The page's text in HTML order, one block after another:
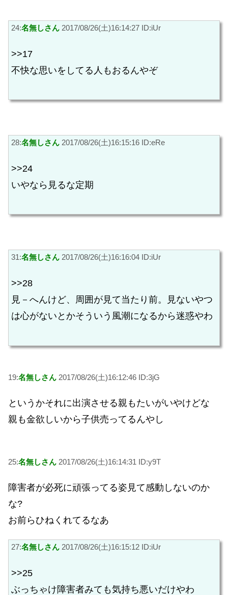
24:名無しさん 2017/08/26(土)16:14:27 ID:iUr
>>17
不快な思いをしてる人もおるんやぞ
28:名無しさん 2017/08/26(土)16:15:16 ID:eRe
>>24
いやなら見るな定期
31:名無しさん 2017/08/26(土)16:16:04 ID:iUr
>>28
見－へんけど、周囲が見て当たり前。見ないやつ
は心がないとかそういう風潮になるから迷惑やわ
19:名無しさん 2017/08/26(土)16:12:46 ID:3jG
というかそれに出演させる親もたいがいやけどな
親も金欲しいから子供売ってるんやし
25:名無しさん 2017/08/26(土)16:14:31 ID:y9T
障害者が必死に頑張ってる姿見て感動しないのか
な?
お前らひねくれてるなあ
27:名無しさん 2017/08/26(土)16:15:12 ID:iUr
>>25
ぶっちゃけ障害者みても気持ち悪いだけやわ